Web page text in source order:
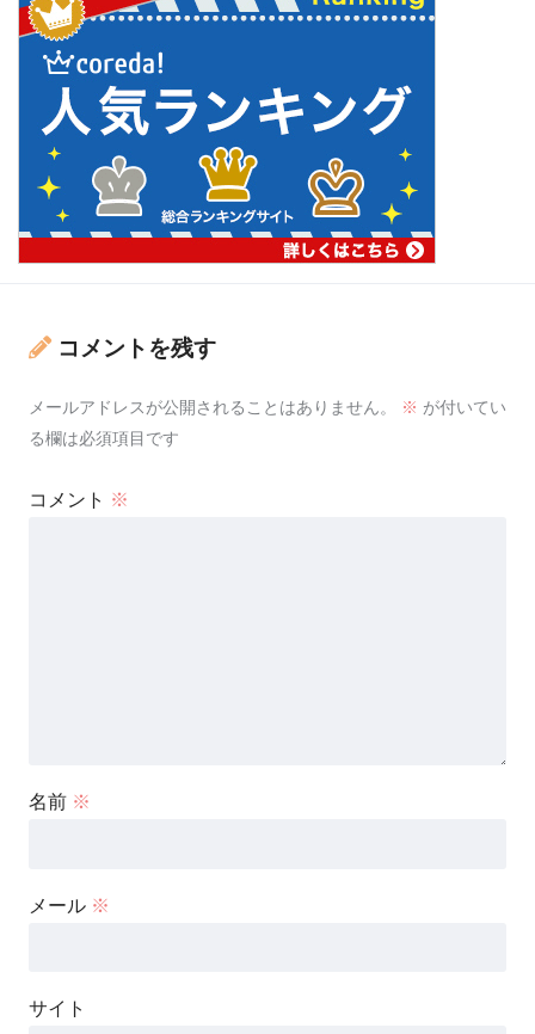
コメントを残す
メールアドレスが公開されることはありません。 ※ が付いてい
る欄は必須項目です
コメント ※
名前 ※
メール ※
サイト